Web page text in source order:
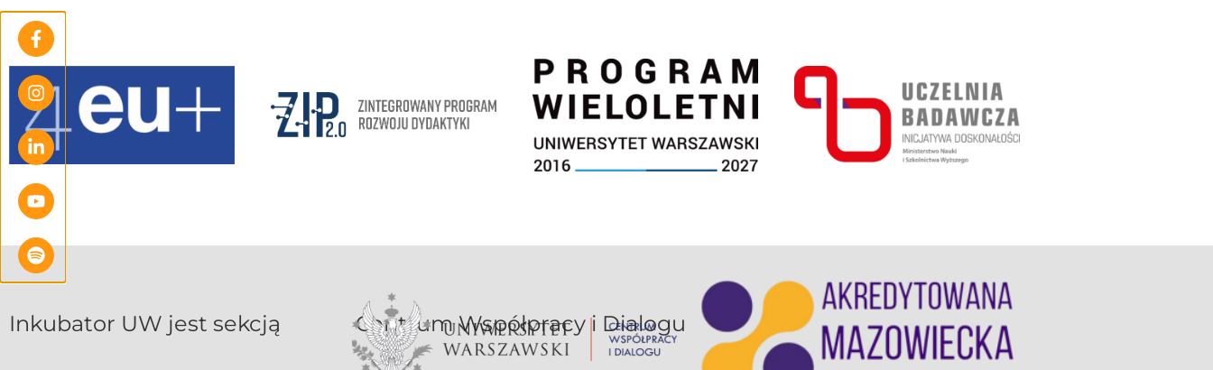
Inkubator UW jest sekcją Centrum Współpracy i Dialogu